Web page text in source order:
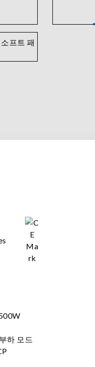
프트 패
하 모드